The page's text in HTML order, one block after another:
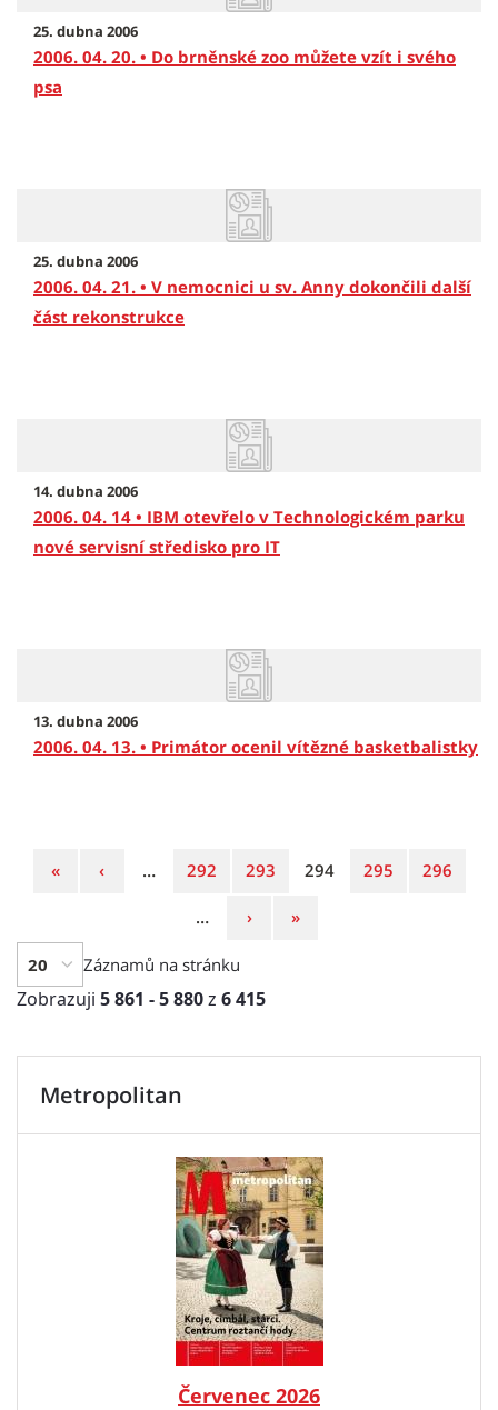
25. dubna 2006
2006. 04. 20. • Do brněnské zoo můžete vzít i svého
psa
25. dubna 2006
2006. 04. 21. • V nemocnici u sv. Anny dokončili další
část rekonstrukce
14. dubna 2006
2006. 04. 14 • IBM otevřelo v Technologickém parku
nové servisní středisko pro IT
13. dubna 2006
2006. 04. 13. • Primátor ocenil vítězné basketbalistky
«První‹Předchozí
… Strana
292 Strana
293 Strana
294 Strana
295 Strana
296
… ›Následující
»Poslední
Záznamů na stránku
Zobrazuji 5 861 - 5 880z 6 415
Metropolitan
Červenec 2026